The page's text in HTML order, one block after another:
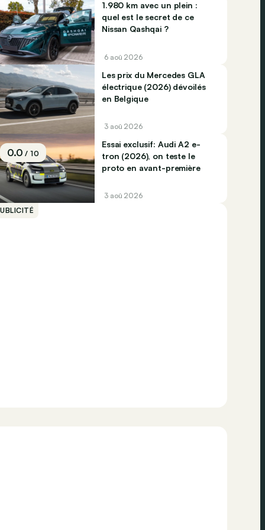
1.980 km avec un plein :
quel est le secret de ce
Nissan Qashqai ?
6 aoû 2026
Les prix du Mercedes GLA
électrique (2026) dévoilés
en Belgique
3 aoû 2026
0.0/ 10
Essai exclusif: Audi A2 e-
tron (2026), on teste le
proto en avant-première
3 aoû 2026